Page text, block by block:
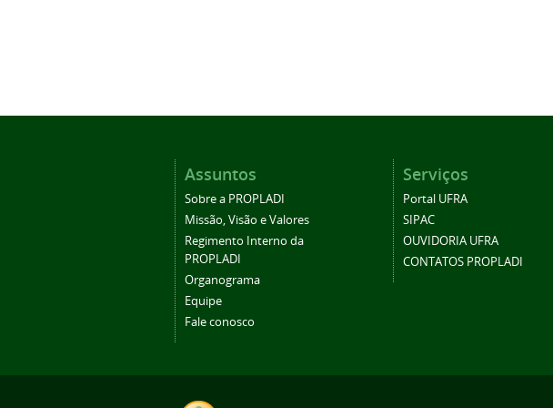
Assuntos
Sobre a PROPLADI
Missão, Visão e Valores
Regimento Interno da
PROPLADI
Organograma
Equipe
Fale conosco
Serviços
Portal UFRA
SIPAC
OUVIDORIA UFRA
CONTATOS PROPLADI